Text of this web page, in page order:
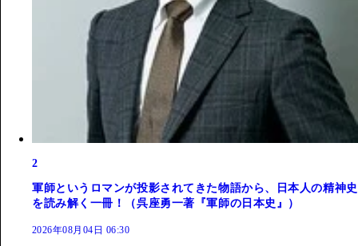
2
軍師というロマンが投影されてきた物語から、日本人の精神史
を読み解く一冊！（呉座勇一著『軍師の日本史』）
2026年08月04日 06:30